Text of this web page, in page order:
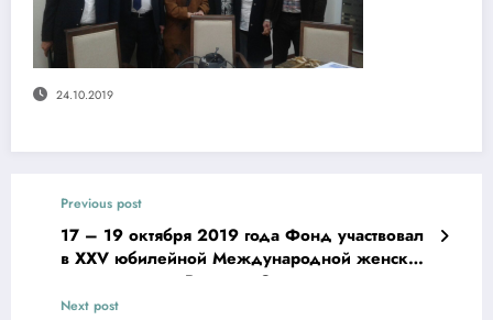
24.10.2019
Previous post
17 – 19 октября 2019 года Фонд участвовал
в XXV юбилейной Международной женской
конференции «Восток и Запад встречаются в
Санкт-Петербурге».
Next post